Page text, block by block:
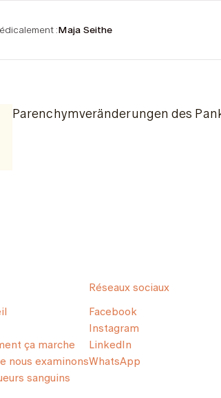
:Maja Seithe
Parenchymveränderungen des
ça marche
nous examinons
sanguins
Réseaux sociaux
Facebook
Instagram
LinkedIn
WhatsApp